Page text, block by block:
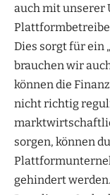
auch mit unserer
Dies sorgt für ein
brauchen wir
können die
nicht richtig
sorgen, können
gehindert